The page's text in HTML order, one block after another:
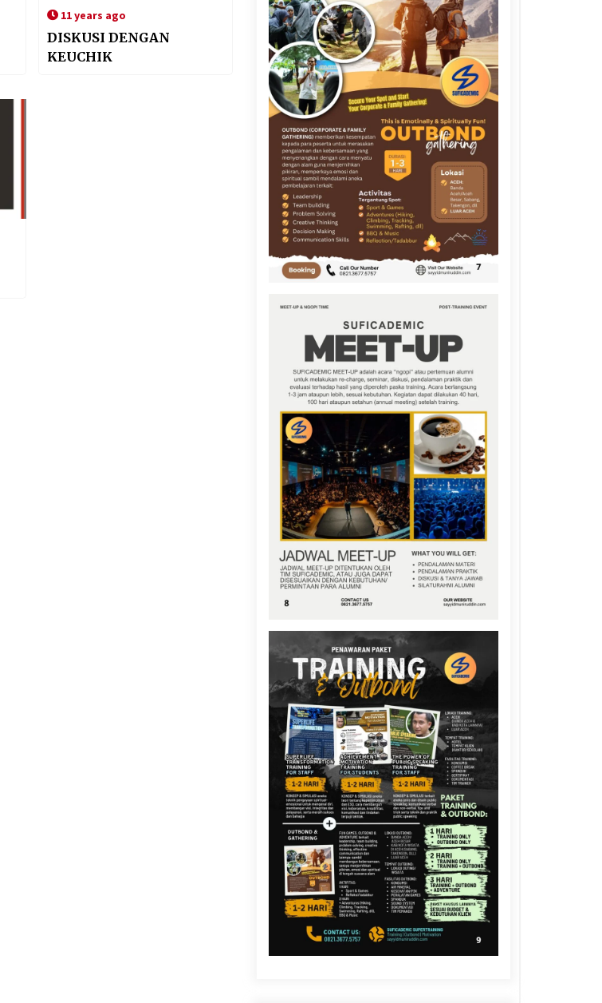
11 years ago
DISKUSI DENGAN
KEUCHIK